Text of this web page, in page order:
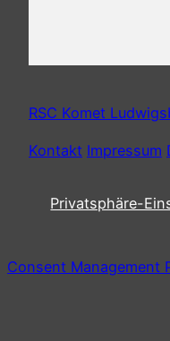
RSC Komet
Kontakt Impressum
Privatsphäre-
Consent Management